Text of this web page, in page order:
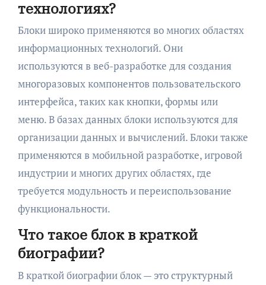
технологиях?
Блоки широко применяются во многих областях
информационных технологий. Они
используются в веб-разработке для создания
многоразовых компонентов пользовательского
интерфейса, таких как кнопки, формы или
меню. В базах данных блоки используются для
организации данных и вычислений. Блоки также
применяются в мобильной разработке, игровой
индустрии и многих других областях, где
требуется модульность и переиспользование
функциональности.
Что такое блок в краткой
биографии?
В краткой биографии блок — это структурный